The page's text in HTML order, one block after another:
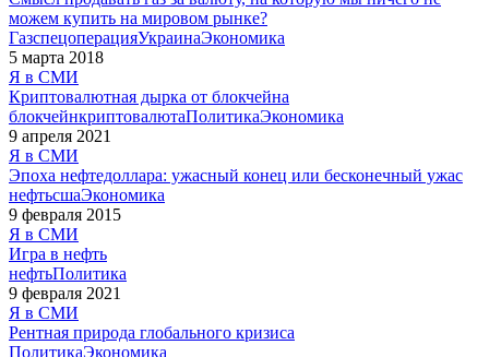
можем купить на мировом рынке?
ГазспецоперацияУкраинаЭкономика
5 марта 2018
Я в СМИ
Криптовалютная дырка от блокчейна
блокчейнкриптовалютаПолитикаЭкономика
9 апреля 2021
Я в СМИ
Эпоха нефтедоллара: ужасный конец или бесконечный ужас
нефтьсшаЭкономика
9 февраля 2015
Я в СМИ
Игра в нефть
нефтьПолитика
9 февраля 2021
Я в СМИ
Рентная природа глобального кризиса
ПолитикаЭкономика